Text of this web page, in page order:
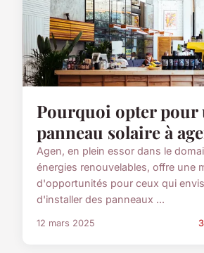
Pourquoi opter pour
panneau solaire à
Agen, en plein essor dans le
énergies renouvelables, offre une
d'opportunités pour ceux qui
d'installer des panneaux ...
12 mars 2025